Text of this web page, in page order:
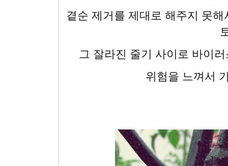
곁순 제거를 제대로 해주지 못
그 잘라진 줄기 사이로 바이
위험을 느껴서